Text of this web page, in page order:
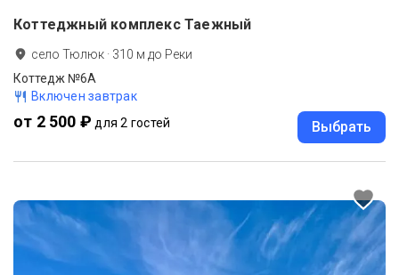
Коттеджный комплекс Таежный
село Тюлюк · 310 м до Реки
Коттедж №6А
Включен завтрак
от 2 500 ₽ для 2 гостей Выбрать